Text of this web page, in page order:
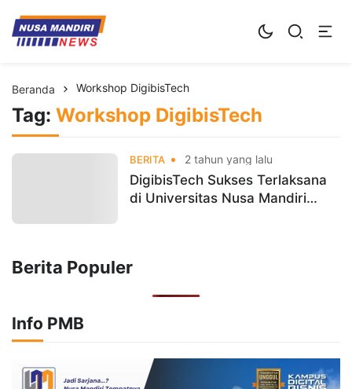
Kampus Digital Bisnis
Universitas Nusa Mandiri
Beranda Workshop DigibisTech
Tag: Workshop DigibisTech
BERITA 2 tahun yang lalu
DigibisTech Sukses Terlaksana
di Universitas Nusa Mandiri
Berita Populer
Info PMB